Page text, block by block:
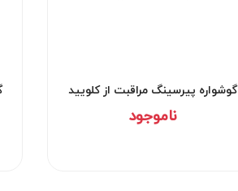
گوشواره پیرسینگ مراقبت از کلویید
کد۲۹۵۳
ناموجود